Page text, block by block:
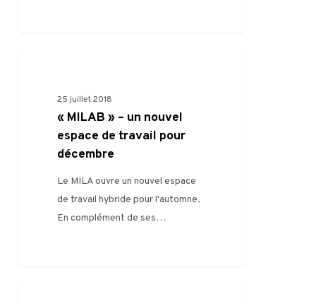
25 juillet 2018
« MILAB » – un nouvel
espace de travail pour
décembre
Le MILA ouvre un nouvel espace
de travail hybride pour l'automne.
En complément de ses…